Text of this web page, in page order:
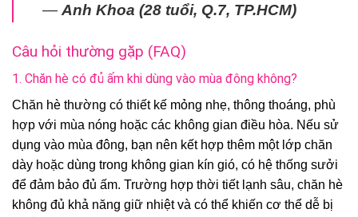
— Anh Khoa (28 tuổi, Q.7, TP.HCM)
Câu hỏi thường gặp (FAQ)
1. Chăn hè có đủ ấm khi dùng vào mùa đông không?
Chăn hè thường có thiết kế mỏng nhẹ, thông thoáng, phù
hợp với mùa nóng hoặc các không gian điều hòa. Nếu sử
dụng vào mùa đông, bạn nên kết hợp thêm một lớp chăn
dày hoặc dùng trong không gian kín gió, có hệ thống sưởi
để đảm bảo đủ ấm. Trường hợp thời tiết lạnh sâu, chăn hè
không đủ khả năng giữ nhiệt và có thể khiến cơ thể dễ bị